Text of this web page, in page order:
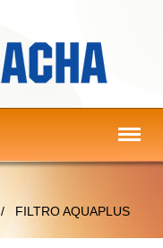
/ FILTRO AQUAPLUS